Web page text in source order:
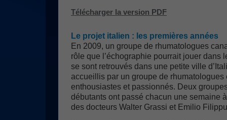
Télécharger la version PDF
Le projet italien : les premières années
En 2009, un groupe de rhumatologues
rôle que l’échographie pourrait jouer dans
se sont retrouvés dans une petite ville
accueillis par un groupe de
enthousiastes et passionnés. Deux
débutants ont passé chacun une semaine
des docteurs Walter Grassi et Emilio